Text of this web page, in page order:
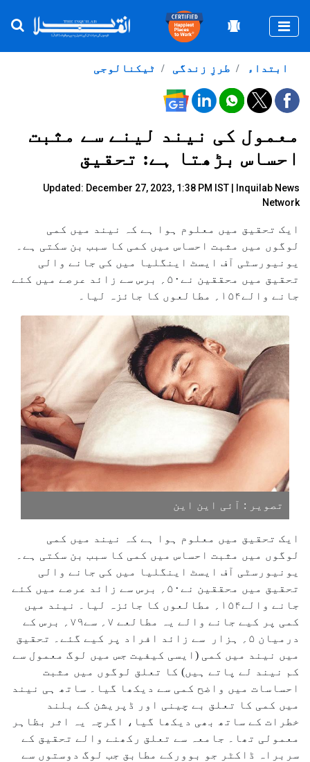
ٹیکنالوجی طرزِ زندگی ابتداء
معمول کی نیند لینے سے مثبت
احساس بڑھتا ہے: تحقیق
Updated: December 27, 2023, 1:38 PM IST |
Inquilab News
Network
ایک تحقیق میں معلوم ہوا ہے کہ نیند میں کمی
لوگوں میں مثبت احساس میں کمی کا سبب بن سکتی ہے۔
یونیورسٹی آف ایسٹ اینگلیا میں کی جانے والی
تحقیق میں محققین نے۵۰؍ برس سے زائد عرصے میں کئے
جانے والے۱۵۴؍ مطالعوں کا جائزہ لیا۔
تصویر : آئی این این
ایک تحقیق میں معلوم ہوا ہے کہ نیند میں کمی
لوگوں میں مثبت احساس میں کمی کا سبب بن سکتی ہے۔
یونیورسٹی آف ایسٹ اینگلیا میں کی جانے والی
تحقیق میں محققین نے۵۰؍ برس سے زائد عرصے میں کئے
جانے والے۱۵۴؍ مطالعوں کا جائزہ لیا۔ نیند میں
کمی پر کیے جانے والے یہ مطالعے ۷؍ سے۷۹؍ برس کے
درمیان ۵؍ ہزار سے زائد افراد پر کیے گئے۔ تحقیق
میں نیند میں کمی (ایسی کیفیت جس میں لوگ معمول سے
کم نیند لے پاتے ہیں) کا تعلق لوگوں میں مثبت
احساسات میں واضح کمی سے دیکھا گیا۔ ساتھ ہی نیند
میں کمی کا تعلق بے چینی اور ڈپریشن کے بلند
خطرات کے ساتھ بھی دیکھا گیا، اگرچہ یہ اثر بظاہر
معمولی تھا۔ جامعہ سے تعلق رکھنے والے تحقیق کے
سربراہ ڈاکٹر جو بوورکے مطابق جب لوگ دوستوں سے